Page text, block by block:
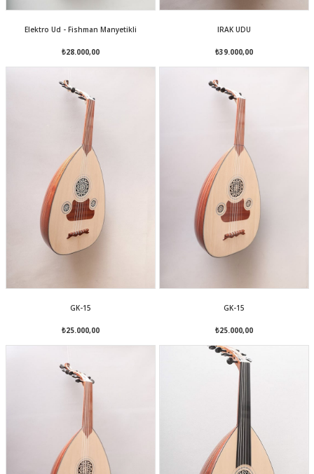
Elektro Ud - Fishman Manyetikli
₺28.000,00
IRAK UDU
₺39.000,00
GK-15
₺25.000,00
GK-15
₺25.000,00